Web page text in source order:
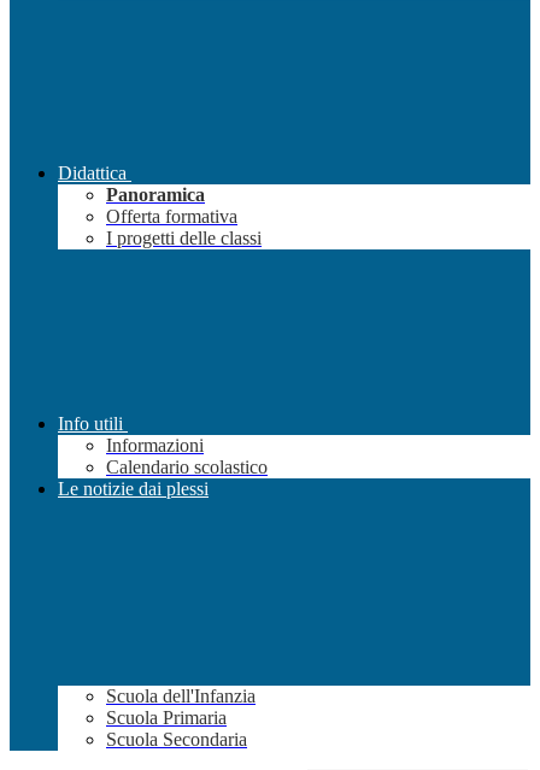
Didattica
Panoramica
Offerta formativa
I progetti delle classi
Info utili
Informazioni
Calendario scolastico
Le notizie dai plessi
Scuola dell'Infanzia
Scuola Primaria
Scuola Secondaria